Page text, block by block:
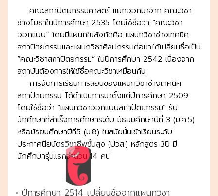
คณะสถาปัตยกรรมศาสตร์ แยกออกมาจาก คณะวิชา
ช่างโยธาในปีการศึกษา 2535 โดยใช้ชื่อว่า “คณะวิชา
ออกแบบ” โดยมีแผนกในสังกัดคือ แผนกวิชาช่างเทคนิค
สถาปัตยกรรมและแผนกวิชาศิลปกรรมต่อมาได้เปลี่ยนชื่อเป็น
“คณะวิชาสถาปัตยกรรม” ในปีการศึกษา 2542 เนื่องจาก
สถาบันต้องการให้ใช้ชื่อคณะวิชาเหมือนกัน
การจัดการเรียนการสอนของแผนกวิชาช่างเทคนิค
สถาปัตยกรรม ได้ดำเนินการมาตั้งแต่ปีการศึกษา 2509
โดยใช้ชื่อว่า “แผนกวิชาออกแบบสถาปัตยกรรม” รับ
นักศึกษาที่สำเร็จการศึกษาระดับ มัธยมศึกษาปีที่ 3 (ม.ศ.5)
หรือมัธยมศึกษาปีทิ่5 (ม.8) ในสมัยนั้นเข้าเรียนระดับ
ประกาศนียบัตรวิชาชีพชั้นสูง (ปวส.) หลักสูตร 3ปี มี
นักศึกษารุ่นแรกจำนวน 14 คน
• ปีการศึกษา 2514 เปลี่ยนชื่อจากแผนกวิชา